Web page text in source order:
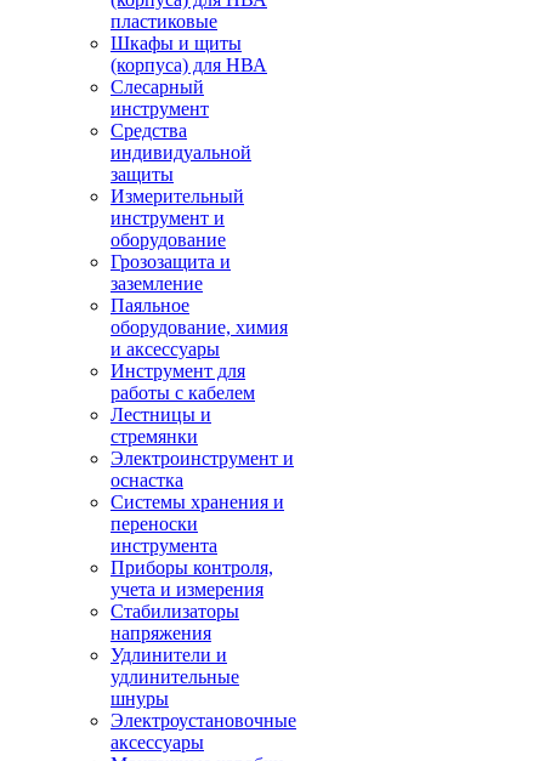
пластиковые
Шкафы и щиты
(корпуса) для НВА
Слесарный
инструмент
Средства
индивидуальной
защиты
Измерительный
инструмент и
оборудование
Грозозащита и
заземление
Паяльное
оборудование, химия
и аксессуары
Инструмент для
работы с кабелем
Лестницы и
стремянки
Электроинструмент и
оснастка
Системы хранения и
переноски
инструмента
Приборы контроля,
учета и измерения
Стабилизаторы
напряжения
Удлинители и
удлинительные
шнуры
Электроустановочные
аксессуары